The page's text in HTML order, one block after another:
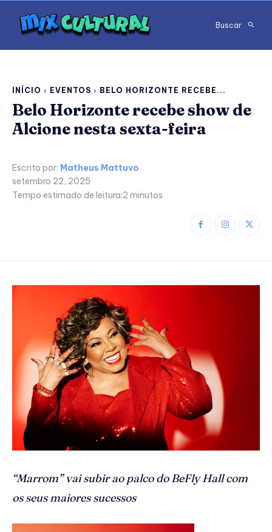
Buscar
INÍCIO EVENTOS BELO HORIZONTE RECEBE...
Belo Horizonte recebe show de
Alcione nesta sexta-feira
Escrito por: Matheus Mattuvo
setembro 22, 2025
Tempo estimado de leitura:2 minutos
“Marrom” vai subir ao palco do BeFly Hall com
os seus maiores sucessos